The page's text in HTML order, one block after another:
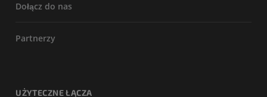
Dołącz do nas
Partnerzy
UŻYTECZNE ŁĄCZA